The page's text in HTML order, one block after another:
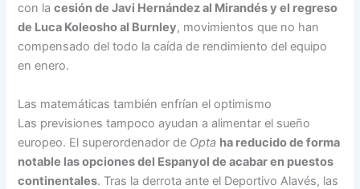
con lacesión de Javi Hernández al Mirandés y el regreso
de Luca Koleosho al Burnley, movimientos que no han
compensado del todo la caída de rendimiento del equipo
en enero.
Las matemáticas también enfrían el optimismo
Las previsiones tampoco ayudan a alimentar el sueño
europeo. El superordenador de Opta ha reducido de forma
notable las opciones del Espanyol de acabar en puestos
continentales. Tras la derrota ante el Deportivo Alavés, las